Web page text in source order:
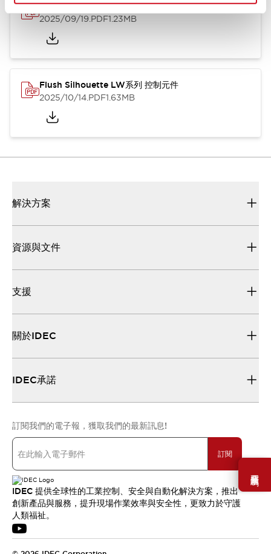
需要幫助嗎？
Flush Silhouette LW系列 控制元件 (英文版)
2025/09/19.PDF1.23MB
Flush Silhouette LW系列 控制元件
2025/10/14.PDF1.63MB
解決方案
資源與文件
支援
關於IDEC
IDEC承諾
訂閱我們的電子報，獲取我們的最新訊息!
訂閱
IDEC 提供全球性的工業控制、安全與自動化解決方案，推出
創新產品與服務，提升現場作業效率與安全性，更致力於守護
人類福祉。